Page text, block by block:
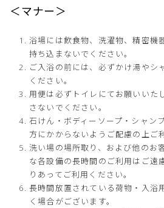
＜マナー＞
浴場には飲食物、洗濯物、精密機
持ち込まないでください。
ご入浴の前には、必ずかけ湯やシ
ください。
用便は必ずトイレにてお願いいた
さないでください。
石けん・ボディーソープ・シャン
方にかからないようご配慮の上ご
洗い場の場所取り、および他のお
な各設備の長時間のご利用はご遠
りあってご利用ください。
長時間放置されている荷物・入浴
く場合がございます。